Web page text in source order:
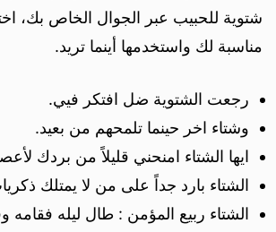
شتوية للحبيب عبر الجوال الخاص بك،
مناسبة لك واستخدمها أينما تريد.
رجعت الشتوية ضل افتكر فيي.
وشتاء اخر حينما تلمحهم من بعيد.
ايها الشتاء امنحني قليلاً من بردك
الشتاء بارد جداً على من لا يمتلك
الشتاء ربيع المؤمن : طال ليله فقامه